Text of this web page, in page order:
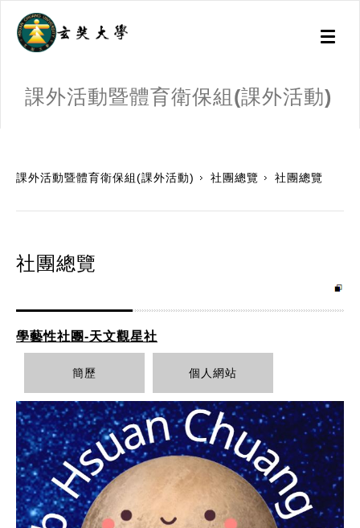
Toggle
課外活動暨體育衛保組(課外活動)
課外活動暨體育衛保組(課外活動) 社團總覽 社團總覽
社團總覽
學藝性社團-天文觀星社
簡歷 個人網站